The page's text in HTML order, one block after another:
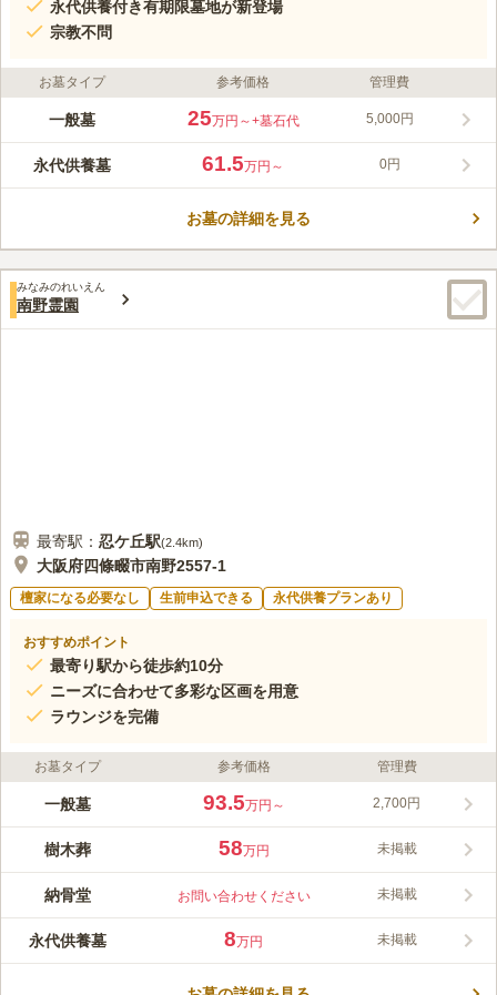
永代供養付き有期限墓地が新登場
宗教不問
お墓タイプ 参考価格 管理費
一般墓 25万円～+墓石代 5,000円
永代供養墓 61.5万円～ 0円
お墓の詳細を見る
みなみのれいえん
南野霊園
最寄駅： 忍ケ丘駅(2.4km)
大阪府四條畷市南野2557-1
檀家になる必要なし 生前申込できる 永代供養プランあり
おすすめポイント
最寄り駅から徒歩約10分
ニーズに合わせて多彩な区画を用意
ラウンジを完備
お墓タイプ 参考価格 管理費
一般墓 93.5万円～ 2,700円
樹木葬 58万円 未掲載
納骨堂 お問い合わせください 未掲載
永代供養墓 8万円 未掲載